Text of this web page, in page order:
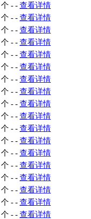
个 - - 查看详情
个 - - 查看详情
个 - - 查看详情
个 - - 查看详情
个 - - 查看详情
个 - - 查看详情
个 - - 查看详情
个 - - 查看详情
个 - - 查看详情
个 - - 查看详情
个 - - 查看详情
个 - - 查看详情
个 - - 查看详情
个 - - 查看详情
个 - - 查看详情
个 - - 查看详情
个 - - 查看详情
个 - - 查看详情